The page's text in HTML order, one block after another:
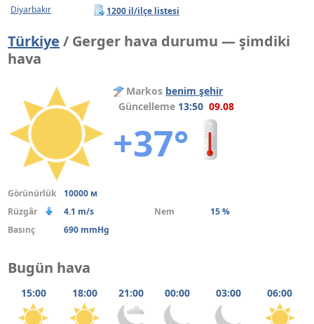
Diyarbakır
1200 il/ilçe listesi
Türkiye / Gerger hava durumu — şimdiki
hava
Markos benim şehir
Güncelleme 13:50 09.08
+37°
Görünürlük
10000 м
Rüzgâr
4.1 m/s Nem
15 %
Basınç
690 mmHg
Bugün hava
15:00 18:00 21:00 00:00 03:00 06:00